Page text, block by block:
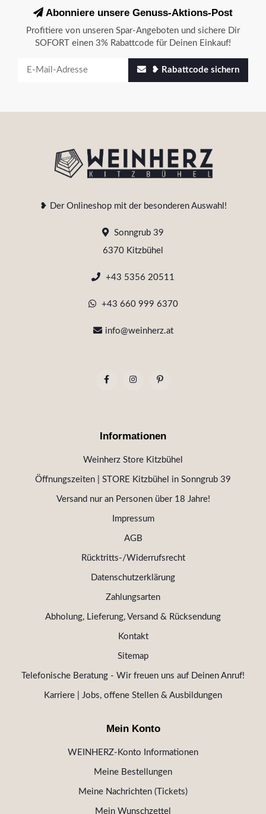
Abonniere unsere Genuss-Aktions-Post
Profitiere von unseren Spar-Angeboten und sichere Dir
SOFORT einen 3% Rabattcode für Deinen Einkauf!
❥ Rabattcode sichern
❥ Der Onlineshop mit der besonderen Auswahl!
Sonngrub 39
6370 Kitzbühel
+43 5356 20511
+43 660 999 6370
info@weinherz.at
Informationen
Weinherz Store Kitzbühel
Öffnungszeiten | STORE Kitzbühel in Sonngrub 39
Versand nur an Personen über 18 Jahre!
Impressum
AGB
Rücktritts-/Widerrufsrecht
Datenschutzerklärung
Zahlungsarten
Abholung, Lieferung, Versand & Rücksendung
Kontakt
Sitemap
Telefonische Beratung - Wir freuen uns auf Deinen Anruf!
Karriere | Jobs, offene Stellen & Ausbildungen
Mein Konto
WEINHERZ-Konto Informationen
Meine Bestellungen
Meine Nachrichten (Tickets)
Mein Wunschzettel